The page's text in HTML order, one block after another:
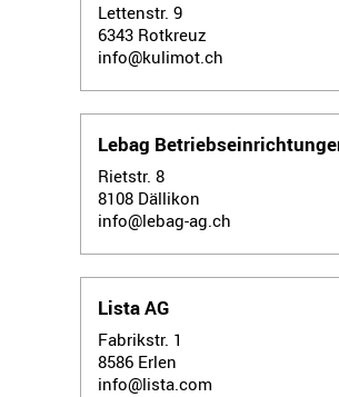
Lettenstr. 9
6343 Rotkreuz
info@kulimot.ch
Lebag
Rietstr. 8
8108 Dällikon
info@lebag-ag.ch
Lista AG
Fabrikstr. 1
8586 Erlen
info@lista.com